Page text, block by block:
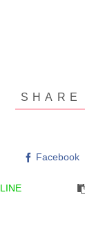
Facebook
LINE